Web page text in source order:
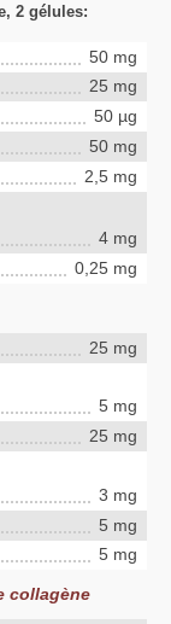
2 gélules:
50 mg
25 mg
50 µg
50 mg
2,5 mg
4 mg
0,25 mg
25 mg
5 mg
25 mg
3 mg
5 mg
5 mg
collagène